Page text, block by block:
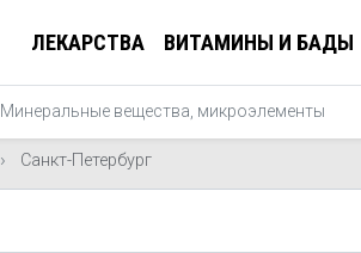
ЛЕКАРСТВА ВИТАМИНЫ И БАДЫ
Минеральные вещества, микроэлементы
Санкт-Петербург